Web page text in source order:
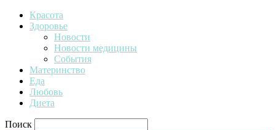
Красота
Здоровье
Новости
Новости медицины
События
Материнство
Еда
Любовь
Диета
Поиск